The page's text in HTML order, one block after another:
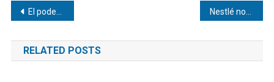
Navegación
de
entradas
El poder del olfato, un sentido infravalorado que ayuda a modular nuestro estado emocional
RELATED POSTS